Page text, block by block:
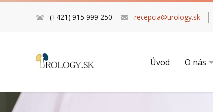
(+421) 915 999 250 recepcia@urology.sk
Úvod O nás